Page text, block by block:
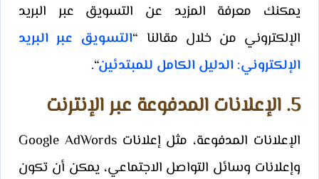
يمكنك معرفة المزيد عن التسويق عبر البريد
الإلكتروني من خلال مقالنا “التسويق عبر البريد
الإلكتروني: الدليل الكامل للمبتدئين“.
5. الإعلانات المدفوعة عبر الإنترنت
الإعلانات المدفوعة، مثل إعلانات Google AdWords
وإعلانات وسائل التواصل الاجتماعي، يمكن أن تكون